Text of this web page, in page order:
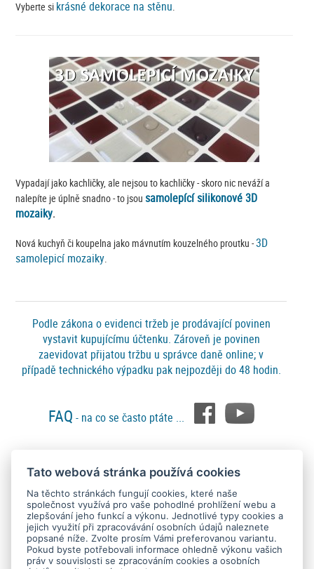
Vyberte si krásné dekorace na stěnu.
Vypadají jako kachličky, ale nejsou to kachličky - skoro nic neváží a
nalepíte je úplně snadno - to jsousamolepící silikonové 3D
mozaiky.
Nová kuchyň či koupelna jako mávnutím kouzelného proutku -3D
samolepicí mozaiky.
Podle zákona o evidenci tržeb je prodávající povinen
vystavit kupujícímu účtenku. Zároveň je povinen
zaevidovat přijatou tržbu u správce daně online; v
případě technického výpadku pak nejpozději do 48 hodin.
FAQ - na co se často ptáte ...
Platební metody
Tato webová stránka používá cookies
Na těchto stránkách fungují cookies, které naše
společnost využívá pro vaše pohodlné prohlížení webu a
zlepšování jeho funkcí a výkonu. Jednotlivé typy cookies a
jejich využití při zpracovávání osobních údajů naleznete
popsané níže. Zvolte prosím Vámi preferovanou variantu.
Pokud byste potřebovali informace ohledně výkonu vašich
práv v souvislosti se zpracováním cookies a osobních